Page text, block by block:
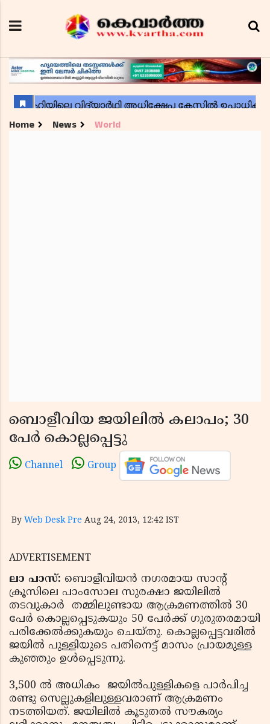
Home News World
ബൊളീവിയ ജയിലില്‍ കലാപം; 30
പേര്‍ കൊല്ലപ്പെട്ടു
Channel Group
By Web Desk Pre Aug 24, 2013, 12:42 IST
ADVERTISEMENT
ലാ പാസ്: ബൊളീവിയന്‍ നഗരമായ സാന്റ്
ക്രൂസിലെ പാംസോല സുരക്ഷാ ജയിലില്‍
തടവുകാര്‍ തമ്മിലുണ്ടായ ആക്രമണത്തില്‍ 30
പേര്‍ കൊല്ലപ്പെടുകയും 50 പേര്‍ക്ക് ഗുരുതരമായി
പരിക്കേല്‍ക്കുകയും ചെയ്തു. കൊല്ലപ്പെട്ടവരില്‍
ജയില്‍ പുള്ളിയുടെ പതിനെട്ട് മാസം പ്രായമുള്ള
കുഞ്ഞും ഉള്‍പ്പെടുന്നു.
3,500 ല്‍ അധികം ജയില്‍പുള്ളികളെ പാര്‍പിച്ച
രണ്ടു സെല്ലുകളിലുള്ളവരാണ് ആക്രമണം
നടത്തിയത്. ജയിലില്‍ കൂടുതല്‍ സൗകര്യം